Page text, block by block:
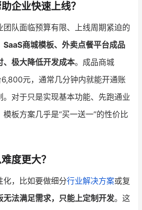
企业快速上线？
团队面临预算有限、上线周期紧迫的
SaaS商城模板、外卖点餐平台成品
、极大降低开发成本。成品商城
元，通常几分钟内就能开通账
。对于只是实现基本功能、先跑通业
板方案几乎是“买一送一”的性价比
度更大？
化，比如要做细分行业解决方案或复
无法满足需求，只能上定制开发。这